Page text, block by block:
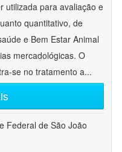
utilizada para avaliação e
quantitativo, de
e Bem Estar Animal
mercadológicas. O
se no tratamento a...
Federal de São João